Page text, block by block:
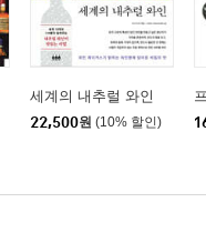
세계의 내추럴 와인
22,500원 (10% 할인)